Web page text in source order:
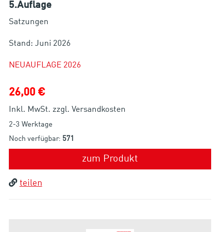
5.Auflage
Satzungen
Stand: Juni 2026
NEUAUFLAGE 2026
26,00 €
Inkl. MwSt. zzgl. Versandkosten
2-3 Werktage
Noch verfügbar: 571
zum Produkt
teilen